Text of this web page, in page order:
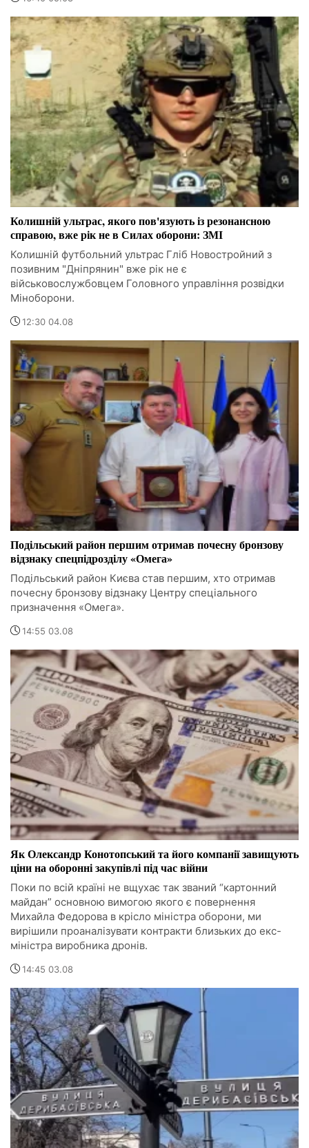
Колишній ультрас, якого пов'язують із резонансною
справою, вже рік не в Силах оборони: ЗМІ
Колишній футбольний ультрас Гліб Новостройний з
позивним "Дніпрянин" вже рік не є
військовослужбовцем Головного управління розвідки
Міноборони.
12:30 04.08
Подільський район першим отримав почесну бронзову
відзнаку спецпідрозділу «Омега»
Подільський район Києва став першим, хто отримав
почесну бронзову відзнаку Центру спеціального
призначення «Омега».
14:55 03.08
Як Олександр Конотопський та його компанії завищують
ціни на оборонні закупівлі під час війни
Поки по всій країні не вщухає так званий “картонний
майдан” основною вимогою якого є повернення
Михайла Федорова в крісло міністра оборони, ми
вирішили проаналізувати контракти близьких до екс-
міністра виробника дронів.
14:45 03.08